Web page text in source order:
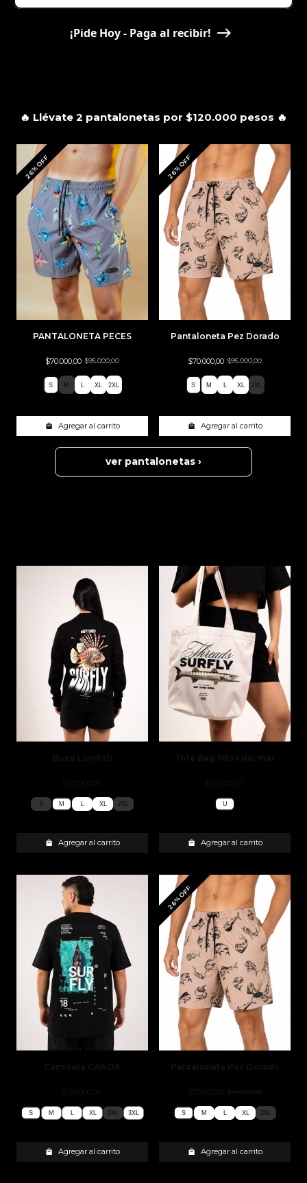
¡Pide Hoy - Paga al recibir!
🔥 Llévate 2 pantalonetas por $120.000 pesos 🔥
26% OFF
PANTALONETA PECES
$70.000,00 $95.000,00
S
S M
M L XL
XL 2XL
2XL
Agregar al carrito
26% OFF
Pantaloneta Pez Dorado
$70.000,00 $95.000,00
S
S M
M L XL
XL 2XL
2XL
Agregar al carrito
ver pantalonetas ›
S
S M
M L
L XL
XL 2XL
2XL
Agregar al carrito
U
U
Agregar al carrito
S
S M
M L
L XL
XL 2XL
2XL 3XL
3XL
Agregar al carrito
26% OFF
$95.000,00
S
S M
M L
L XL
XL 2XL
2XL
Agregar al carrito